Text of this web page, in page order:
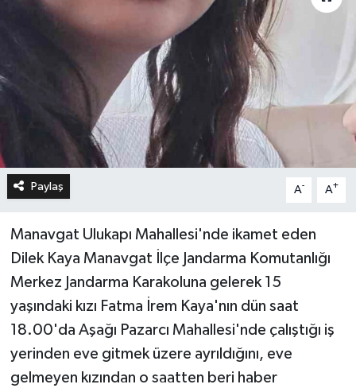
Paylaş A- A+
Manavgat Ulukapı Mahallesi'nde ikamet eden
Dilek Kaya Manavgat İlçe Jandarma Komutanlığı
Merkez Jandarma Karakoluna gelerek 15
yaşındaki kızı Fatma İrem Kaya'nın dün saat
18.00'da Aşağı Pazarcı Mahallesi'nde çalıştığı iş
yerinden eve gitmek üzere ayrıldığını, eve
gelmeyen kızından o saatten beri haber